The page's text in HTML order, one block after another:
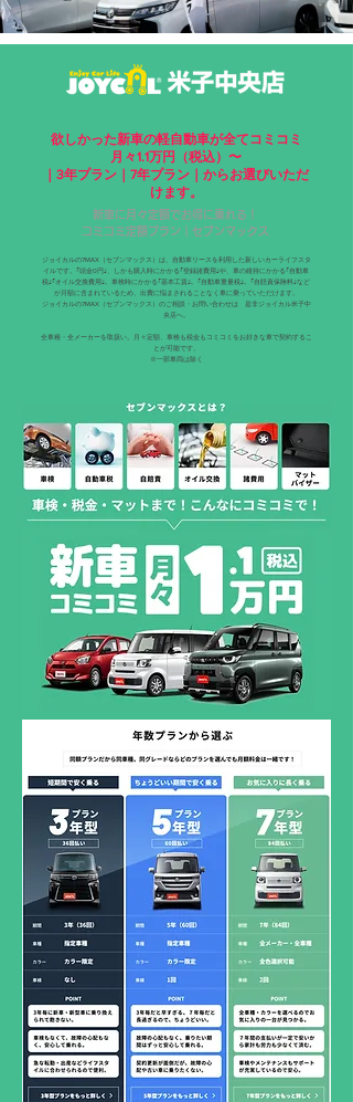
欲しかった新車の軽自動車が全てコミコミ
月々1.1万円（税込）〜
｜3年プラン｜7年プラン｜からお選びいただ
けます。
新車に月々定額でお得に乗れる！
コミコミ定額プラン｜セブンマックス
ジョイカルの7MAX（セブンマックス）は、自動車リースを利用した新しいカーライフスタ
イルです。｢頭金0円｣、しかも購入時にかかる｢登録諸費用｣や、車の維持にかかる｢自動車
税｣｢オイル交換費用｣、車検時にかかる｢基本工賃｣、｢自動車重量税｣、｢自賠責保険料｣など
が月額に含まれているため、出費に悩まされることなく車に乗っていただけます。
ジョイカルの7MAX（セブンマックス）のご相談・お問い合わせは 是非ジョイカル米子中
央店へ。
全車種・全メーカーを取扱い。月々定額、車検も税金もコミコミをお好きな車で契約するこ
とが可能です。
※一部車両は除く